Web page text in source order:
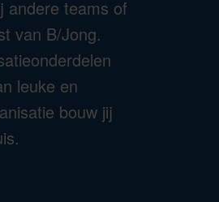
andere teams of
van B/Jong.
leuke en
bouw jij